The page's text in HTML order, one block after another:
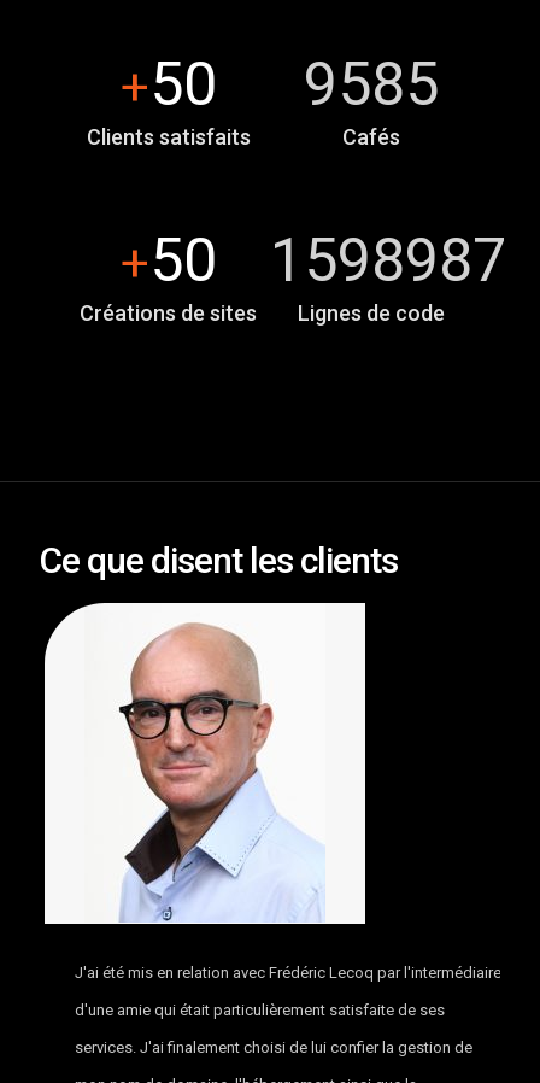
+50
Clients satisfaits
9585
Cafés
+50
Créations de sites
1598987
Lignes de code
Ce que disent les clients
J'ai été mis en relation avec Frédéric Lecoq par l'intermédiaire
d'une amie qui était particulièrement satisfaite de ses
services. J'ai finalement choisi de lui confier la gestion de